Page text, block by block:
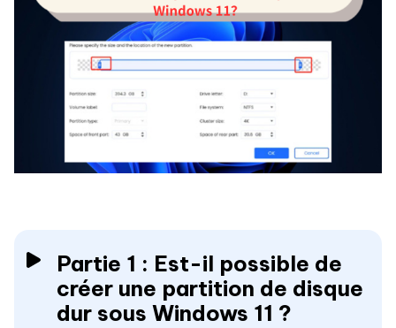
Partie 1 : Est-il possible de
créer une partition de disque
dur sous Windows 11 ?